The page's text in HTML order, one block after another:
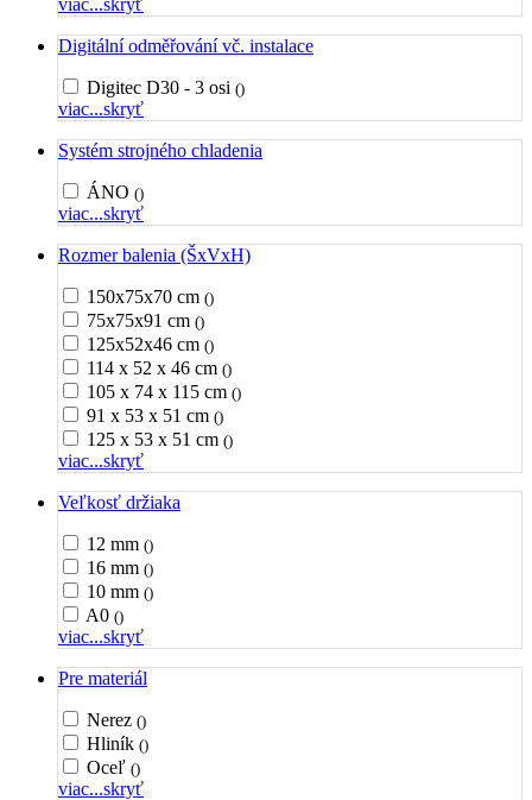
viac...skryť
Digitální odměřování vč. instalace
Digitec D30 - 3 osi ()
viac...skryť
Systém strojného chladenia
ÁNO ()
viac...skryť
Rozmer balenia (ŠxVxH)
150x75x70 cm ()
75x75x91 cm ()
125x52x46 cm ()
114 x 52 x 46 cm ()
105 x 74 x 115 cm ()
91 x 53 x 51 cm ()
125 x 53 x 51 cm ()
viac...skryť
Veľkosť držiaka
12 mm ()
16 mm ()
10 mm ()
A0 ()
viac...skryť
Pre materiál
Nerez ()
Hliník ()
Oceľ ()
viac...skryť